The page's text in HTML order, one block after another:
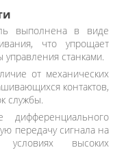
выполнена в виде
что упрощает
станками.
от механических
контактов,
службы.
дифференциального
передачу сигнала на
высоких